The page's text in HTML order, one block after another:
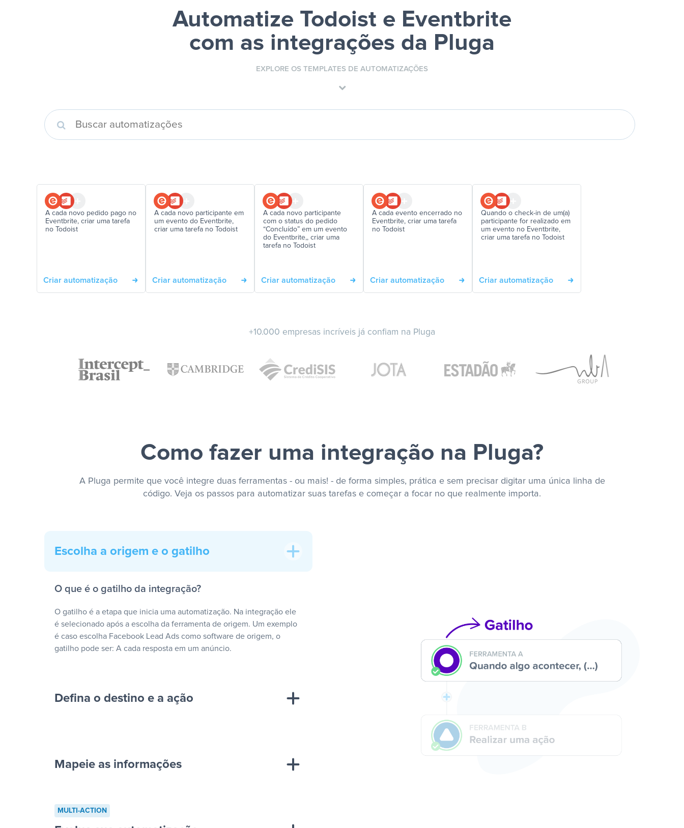
Automatize Todoist e Eventbrite
com as integrações da Pluga
EXPLORE OS TEMPLATES DE AUTOMATIZAÇÕES
A cada novo pedido pago no
Eventbrite, criar uma tarefa
no Todoist
Criar automatização
A cada novo participante em
um evento do Eventbrite,
criar uma tarefa no Todoist
Criar automatização
A cada novo participante
com o status do pedido
“Concluído” em um evento
do Eventbrite,, criar uma
tarefa no Todoist
Criar automatização
A cada evento encerrado no
Eventbrite, criar uma tarefa
no Todoist
Criar automatização
Quando o check-in de um(a)
participante for realizado em
um evento no Eventbrite,
criar uma tarefa no Todoist
Criar automatização
+10.000 empresas incríveis já confiam na Pluga
Como fazer uma integração na Pluga?
A Pluga permite que você integre duas ferramentas - ou mais! - de forma simples, prática e sem precisar digitar uma única linha de
código. Veja os passos para automatizar suas tarefas e começar a focar no que realmente importa.
Escolha a origem e o gatilho
O que é o gatilho da integração?
O gatilho é a etapa que inicia uma automatização. Na integração ele
é selecionado após a escolha da ferramenta de origem. Um exemplo
é caso escolha Facebook Lead Ads como software de origem, o
gatilho pode ser: A cada resposta em um anúncio.
Defina o destino e a ação
cada resposta em um anúncio”
“Adicionar dados em uma nova linha de uma
Mapeie as informações
MULTI-ACTION